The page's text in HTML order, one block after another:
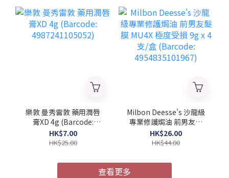
樂敦 曼秀雷敦 藥用潤唇
膏XD 4g (Barcode:
4987241105052)
HK$7.00
HK$25.00
Milbon Deesse's 沙龍級
專業修護焗油 前男友髮
膜 MU4X 極度受損 9g x 4
支/盒 (Barcode:
HK$26.00
HK$44.00
查看更多